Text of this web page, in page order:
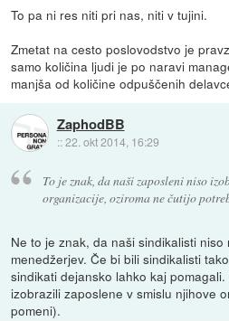
To pa ni res niti pri nas, niti v tujini.
Zmetat na cesto poslovodstvo je
samo količina ljudi je po naravi
manjša od količine odpuščenih
ZaphodBB
::22. okt 2014, 16:29
To je znak, da naši zaposleni niso
organizacije, oziroma ne čutijo
Ne to je znak, da naši sindikalisti niso
menedžerjev. Če bi bili sindikalisti
sindikati dejansko lahko kaj
izobrazili zaposlene v smislu njihove
pomeni).